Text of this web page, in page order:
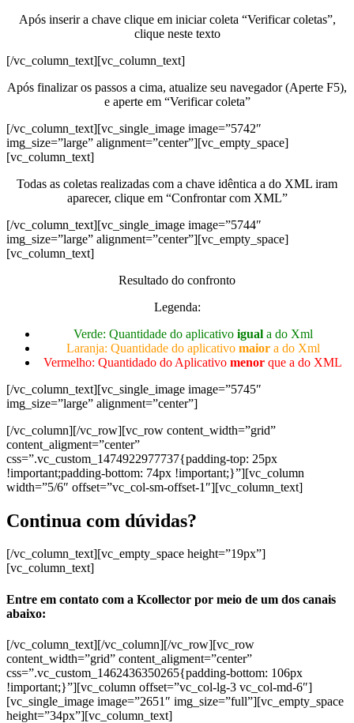
Após inserir a chave clique em iniciar coleta “Verificar coletas”,
clique neste texto
[/vc_column_text][vc_column_text]
Após finalizar os passos a cima, atualize seu navegador (Aperte F5),
e aperte em “Verificar coleta”
[/vc_column_text][vc_single_image image=”5742″
img_size=”large” alignment=”center”][vc_empty_space]
[vc_column_text]
Todas as coletas realizadas com a chave idêntica a do XML iram
aparecer, clique em “Confrontar com XML”
[/vc_column_text][vc_single_image image=”5744″
img_size=”large” alignment=”center”][vc_empty_space]
[vc_column_text]
Resultado do confronto
Legenda:
Verde: Quantidade do aplicativo iguala do Xml
Laranja: Quantidade do aplicativo maiora do Xml
Vermelho: Quantidado do Aplicativo menor que a do XML
[/vc_column_text][vc_single_image image=”5745″
img_size=”large” alignment=”center”]
[/vc_column][/vc_row][vc_row content_width=”grid”
content_aligment=”center”
css=”.vc_custom_1474922977737{padding-top: 25px
!important;padding-bottom: 74px !important;}”][vc_column
width=”5/6″ offset=”vc_col-sm-offset-1″][vc_column_text]
Continua com dúvidas?
[/vc_column_text][vc_empty_space height=”19px”]
[vc_column_text]
Entre em contato com a Kcollector por meio de um dos canais
abaixo:
[/vc_column_text][/vc_column][/vc_row][vc_row
content_width=”grid” content_aligment=”center”
css=”.vc_custom_1462436350265{padding-bottom: 106px
!important;}”][vc_column offset=”vc_col-lg-3 vc_col-md-6″]
[vc_single_image image=”2651″ img_size=”full”][vc_empty_space
height=”34px”][vc_column_text]